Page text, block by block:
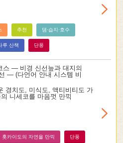
추천 댐·습지·호수
루 산책 단풍
스 ― 비경 신선늪과 대지의
― (다언어 안내 시스템 비
경치도, 미식도, 액티비티도 가
니세코를 마음껏 만끽
홋카이도의 자연을 만끽 단풍